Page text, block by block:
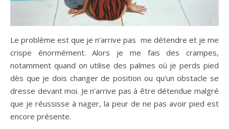
Le problème est que je n’arrive pas me détendre et je me
crispe énormément. Alors je me fais des crampes,
notamment quand on utilise des palmes où je perds pied
dès que je dois changer de position ou qu’un obstacle se
dresse devant moi. Je n’arrive pas à être détendue malgré
que je réussisse à nager, la peur de ne pas avoir pied est
encore présente.